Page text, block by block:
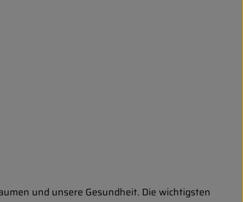
und unsere Gesundheit. Die wichtigsten